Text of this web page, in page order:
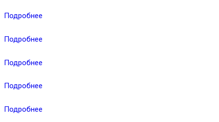
Подробнее
Подробнее
Подробнее
Подробнее
Подробнее